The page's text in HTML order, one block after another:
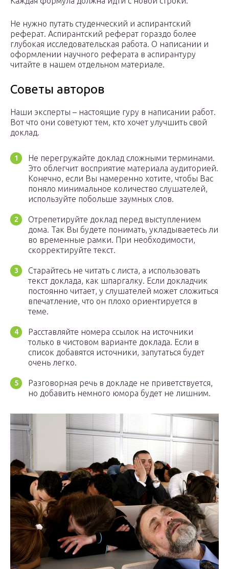
Не нужно путать студенческий и аспирантский
реферат. Аспирантский реферат гораздо более
глубокая исследовательская работа. О написании и
оформлении научного реферата в аспирантуру
читайте в нашем отдельном материале.
Советы авторов
Наши эксперты – настоящие гуру в написании работ.
Вот что они советуют тем, кто хочет улучшить свой
доклад.
Не перегружайте доклад сложными терминами.
Это облегчит восприятие материала аудиторией.
Конечно, если Вы намеренно хотите, чтобы Вас
поняло минимальное количество слушателей,
используйте побольше заумных слов.
Отрепетируйте доклад перед выступлением
дома. Так Вы будете понимать, укладываетесь ли
во временные рамки. При необходимости,
скорректируйте текст.
Старайтесь не читать с листа, а использовать
текст доклада, как шпаргалку. Если докладчик
постоянно читает, у слушателей может сложиться
впечатление, что он плохо ориентируется в
теме.
Расставляйте номера ссылок на источники
только в чистовом варианте доклада. Если в
список добавятся источники, запутаться будет
очень легко.
Разговорная речь в докладе не приветствуется,
но добавить немного юмора будет не лишним.